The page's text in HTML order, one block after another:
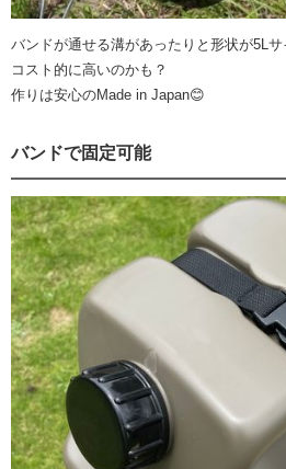
バンドが通せる溝があったりと形状が5L
コスト的に高いのかも？
作りは安心のMade in Japan😊
バンドで固定可能